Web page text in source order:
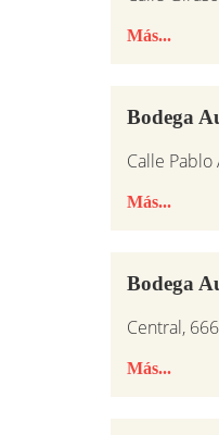
Más...
Bodega
Calle
Más...
Bodega
Central,
Más...